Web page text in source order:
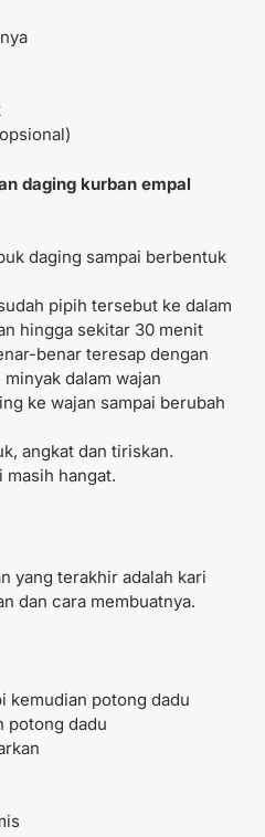
daging kurban empal
daging sampai berbentuk
pipih tersebut ke dalam
hingga sekitar 30 menit
benar teresap dengan
dalam wajan
ke wajan sampai berubah
angkat dan tiriskan.
masih hangat.
yang terakhir adalah kari
dan cara membuatnya.
kemudian potong dadu
potong dadu